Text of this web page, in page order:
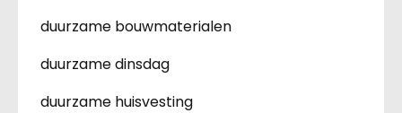
duurzame bouwmaterialen
duurzame dinsdag
duurzame huisvesting